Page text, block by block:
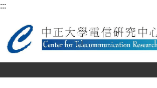
跳
要
內
區
:::